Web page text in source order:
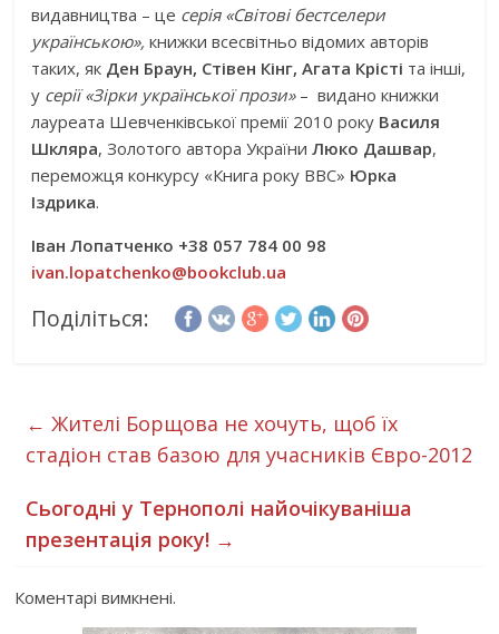
видавництва – це серія «Світові бестселери
українською», книжки всесвітньо відомих авторів
таких, як Ден Браун, Стівен Кінг, Агата Крісті та інші,
у серії «Зірки української прози»– видано книжки
лауреата Шевченківської премії 2010 року Василя
Шкляра, Золотого автора УкраїниЛюко Дашвар,
переможця конкурсу «Книга року ВВС» Юрка
Іздрика.
Іван Лопатченко +38 057 784 00 98
ivan.lopatchenko@bookclub.ua
Поділіться:
← Жителі Борщова не хочуть, щоб їх
стадіон став базою для учасників Євро-2012
Сьогодні у Тернополі найочікуваніша
презентація року! →
Коментарі вимкнені.